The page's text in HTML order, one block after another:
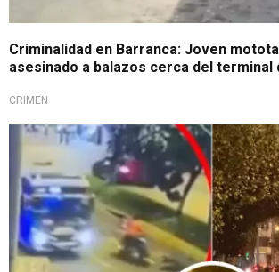
Criminalidad en Barranca: Joven
asesinado a balazos cerca del terminal
CRIMEN
Importante